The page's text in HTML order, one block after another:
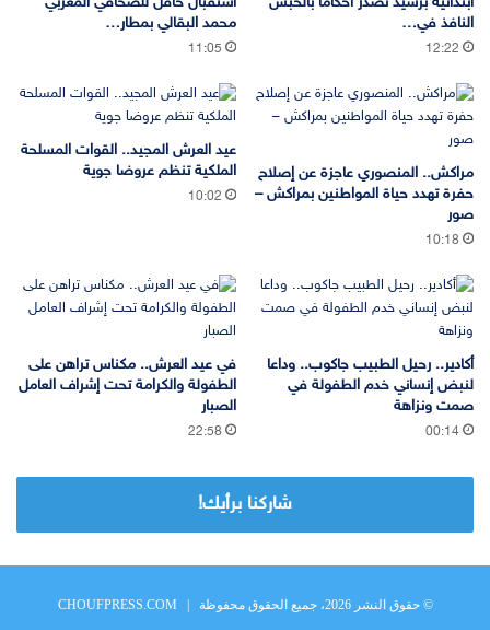
النافذ في…
12:22
محمد البقالي بمطار…
11:05
مراكش.. المنصوري عاجزة عن إصلاح
حفرة تهدد حياة المواطنين بمراكش –
صور
10:18
عيد العرش المجيد.. القوات المسلحة
الملكية تنظم عروضا جوية
10:02
أكادير.. رحيل الطبيب جاكوب.. وداعا
لنبض إنساني خدم الطفولة في
صمت ونزاهة
00:14
في عيد العرش.. مكناس تراهن على
الطفولة والكرامة تحت إشراف العامل
الصبار
22:58
شاركنا برأيك!
© حقوق النشر 2026، جميع الحقوق محفوظة | CHOUFPRESS.COM